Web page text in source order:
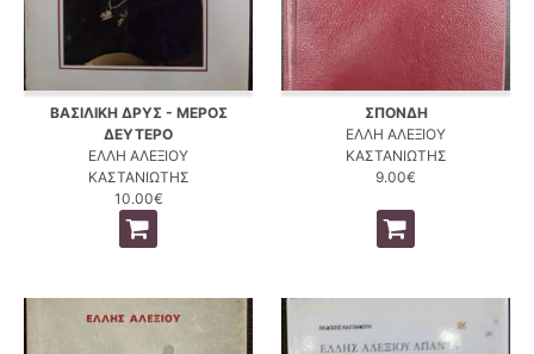
ΒΑΣΙΛΙΚΗ ΔΡΥΣ - ΜΕΡΟΣ
ΔΕΥΤΕΡΟ
ΕΛΛΗ ΑΛΕΞΙΟΥ
ΚΑΣΤΑΝΙΩΤΗΣ
10.00€
ΣΠΟΝΔΗ
ΕΛΛΗ ΑΛΕΞΙΟΥ
ΚΑΣΤΑΝΙΩΤΗΣ
9.00€